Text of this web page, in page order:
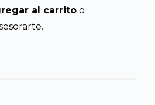
al carrito o